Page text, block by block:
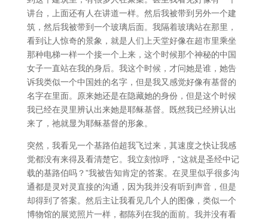
讲台，上面还有人在讲道一样。然后我被带到另外一个建
筑，然后我被带到一个玻璃后面。我隔着玻璃站在那里，
看到让人惊奇的景象，就是人们上天堂好像在超市里乘坐
那种电梯一样一个接一个上来，这个时候那个神秘的中国
女子一直站在我的身后。我这个时候，才问她是谁，她告
诉我类似一个中国姓的名字，但是我又感觉好像有基督的
名字在里面。原来她还是在隐藏她的身份，但是这个时候
我已经在灵里辨认出来她是耶稣基督。既然我已经辨认出
来了，祂就显为耶稣基督的形象。
突然，我看见一个基路伯超我飞过来，其速度之快让我感
觉都没有来得及看清楚它。我立刻惊呼，“这就是圣经中记
载的基路伯吗？”我被告知肯定的答案。在灵里似乎很多沟
通都是灵对灵直接的沟通，因为我并没有听到声音，但是
却得到了答案。然后主让我看见几个人的图像，类似一个
博物馆的展览照片一样，都陈列在我的面前。我并没有看